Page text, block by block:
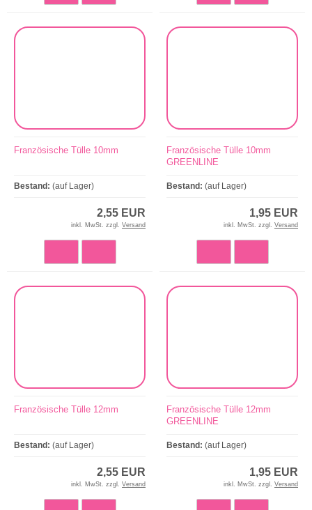
Französische Tülle 10mm
Bestand: (auf Lager)
2,55 EUR
inkl. MwSt. zzgl. Versand
Französische Tülle 10mm
GREENLINE
Bestand: (auf Lager)
1,95 EUR
inkl. MwSt. zzgl. Versand
Französische Tülle 12mm
Bestand: (auf Lager)
2,55 EUR
inkl. MwSt. zzgl. Versand
Französische Tülle 12mm
GREENLINE
Bestand: (auf Lager)
1,95 EUR
inkl. MwSt. zzgl. Versand